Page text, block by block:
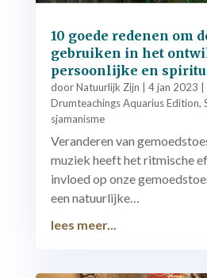
10 goede redenen om
gebruiken in het
persoonlijke en
doorNatuurlijk Zijn 4 jan 2023
Drumteachings Aquarius Edition,
sjamanisme
Veranderen van
muziek heeft het ritmische
invloed op onze
een natuurlijke…
lees meer...